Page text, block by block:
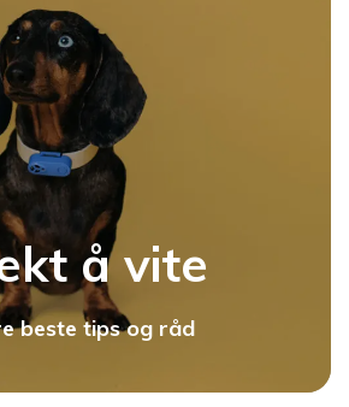
å vite
beste tips og råd